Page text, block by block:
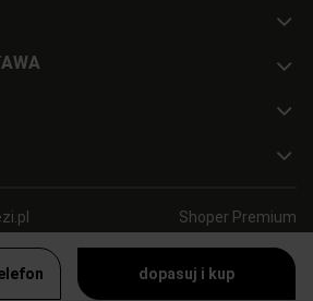
dopasuj i kup
Shoper Premium
pełną wersję strony